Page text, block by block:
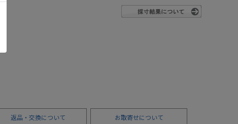
返品・交換について お取寄せについて